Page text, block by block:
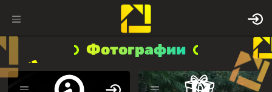
Фотографии